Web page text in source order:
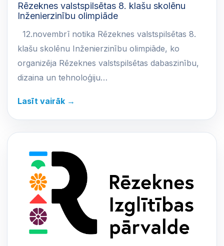
Rēzeknes valstspilsētas 8. klašu skolēnu
Inženierzinību olimpiāde
12.novembrī notika Rēzeknes valstspilsētas 8.
klašu skolēnu Inženierzinību olimpiāde, ko
organizēja Rēzeknes valstspilsētas dabaszinību,
dizaina un tehnoloģiju…
Lasīt vairāk →